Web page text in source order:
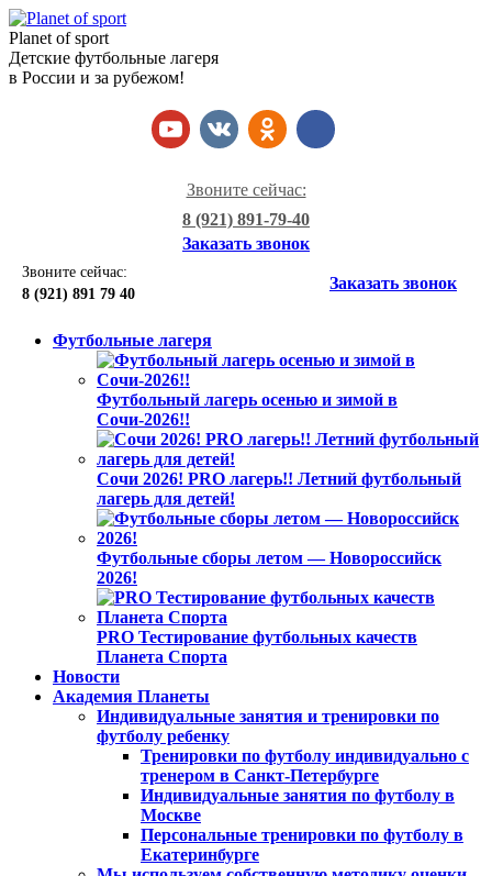
Planet of sport
Детские футбольные лагеря
в России и за рубежом!
Звоните сейчас:
8 (921) 891-79-40
Заказать звонок
Звоните сейчас:
8 (921) 891 79 40
Заказать звонок
Футбольные лагеря
Футбольный лагерь осенью и зимой в
Сочи-2026!!
Сочи 2026! PRO лагерь!! Летний футбольный
лагерь для детей!
Футбольные сборы летом — Новороссийск
2026!
PRO Тестирование футбольных качеств
Планета Спорта
Новости
Академия Планеты
Индивидуальные занятия и тренировки по
футболу ребенку
Тренировки по футболу индивидуально с
тренером в Санкт-Петербурге
Индивидуальные занятия по футболу в
Москве
Персональные тренировки по футболу в
Екатеринбурге